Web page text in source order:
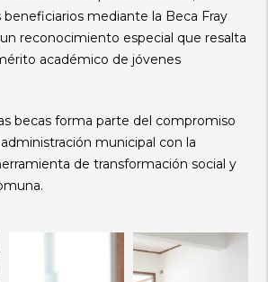
mediante la Beca Fray
reconocimiento especial que resalta
académico de jóvenes
becas forma parte del compromiso
municipal con la
de transformación social y